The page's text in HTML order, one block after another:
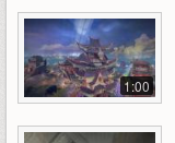
1:00